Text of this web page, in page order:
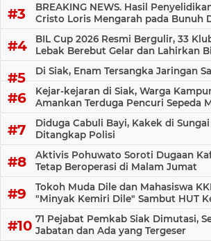
BREAKING NEWS. Hasil
Cristo Loris Mengarah pada Bunuh
BIL Cup 2026 Resmi Bergulir, 33
Lebak Berebut Gelar dan Lahirkan
Di Siak, Enam Tersangka Jaringan
Kejar-kejaran di Siak, Warga
Amankan Terduga Pencuri Sepeda
Diduga Cabuli Bayi, Kakek di
Ditangkap Polisi
Aktivis Pohuwato Soroti Dugaan
Tetap Beroperasi di Malam Jumat
Tokoh Muda Dile dan Mahasiswa
"Minyak Kemiri Dile" Sambut HUT
71 Pejabat Pemkab Siak Dimutasi,
Jabatan dan Ada yang Tergeser